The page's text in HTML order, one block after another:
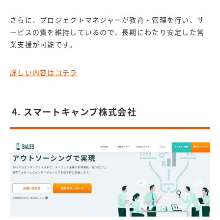
さらに、プロジェクトマネジャーが教育・管理を行い、サ
ービスの質を維持しているので、長期にわたり安定した営
業支援が可能です。
詳しい内容はコチラ
4. スマートキャンプ株式会社